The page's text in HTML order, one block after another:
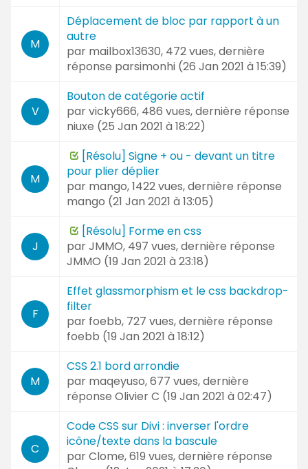
M
Déplacement de bloc par rapport à un
autre
par mailbox13630, 472 vues, dernière
réponse parsimonhi (26 Jan 2021 à 15:39)
V
Bouton de catégorie actif
parvicky666, 486 vues, dernière réponse
niuxe (25 Jan 2021 à 18:22)
M
[Résolu] Signe + ou - devant un titre
pour plier déplier
par mango, 1422 vues, dernière réponse
mango (21 Jan 2021 à 13:05)
J
[Résolu] Forme en css
parJMMO, 497 vues, dernière réponse
JMMO (19 Jan 2021 à 23:18)
F
Effet glassmorphism et le css backdrop-
filter
par foebb, 727 vues, dernière réponse
foebb (19 Jan 2021 à 18:12)
M
CSS 2.1 bord arrondie
par maqeyuso, 677 vues, dernière
réponse Olivier C (19 Jan 2021 à 02:47)
C
Code CSS sur Divi : inverser l'ordre
icône/texte dans la bascule
parClome, 619 vues, dernière réponse